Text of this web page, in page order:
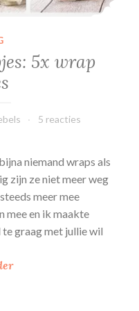
e
5x wrap
5 reacties
niemand wraps als
zijn ze niet meer weg
meer mee
mee en ik maakte
graag met jullie wil
V